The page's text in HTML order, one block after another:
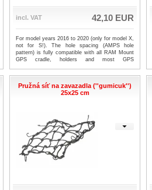
incl. VAT 42,10 EUR
For model years 2016 to 2020 (only for model X,
not for S!). The hole spacing (AMPS hole
pattern) is fully compatible with all RAM Mount
GPS cradle, holders and most GPS
Pružná síť na zavazadla (''gumicuk'')
25x25 cm